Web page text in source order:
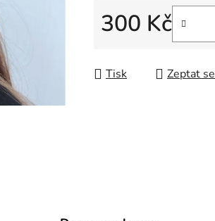
300 Kč
Tisk Zeptat se